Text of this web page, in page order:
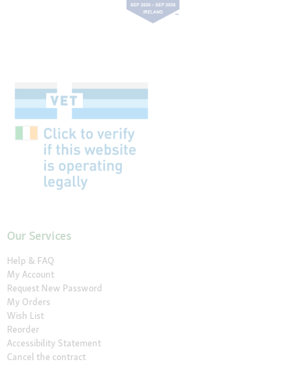
Our Services
Help & FAQ
My Account
Request New Password
My Orders
Wish List
Reorder
Accessibility Statement
Cancel the contract